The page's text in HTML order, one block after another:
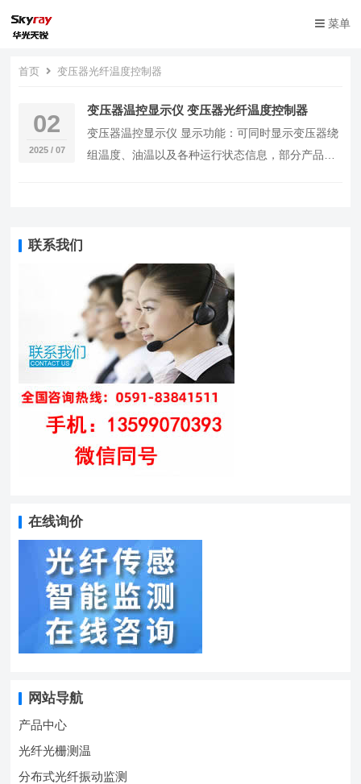
菜单
首页 变压器光纤温度控制器
02
2025 / 07
变压器温控显示仪 变压器光纤温度控制器
变压器温控显示仪 显示功能：可同时显示变压器绕
组温度、油温以及各种运行状态信息，部分产品还
联系我们
在线询价
网站导航
产品中心
光纤光栅测温
分布式光纤振动监测